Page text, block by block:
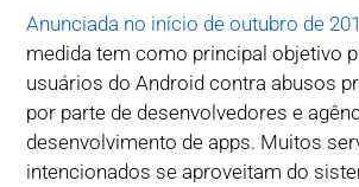
Anunciada no início de outubro de
medida tem como principal objetivo
usuários do Android contra abusos
por parte de desenvolvedores e
desenvolvimento de apps. Muitos
intencionados se aproveitam do